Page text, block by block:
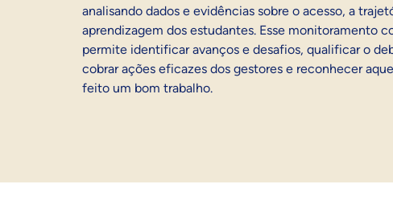
analisando dados e evidências sobre o acesso, a
aprendizagem dos estudantes. Esse monitoramento
permite identificar avanços e desafios, qualificar o
cobrar ações eficazes dos gestores e reconhecer
feito um bom trabalho.